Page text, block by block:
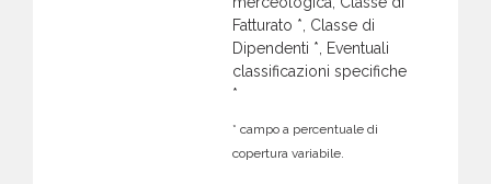
Fatturato *, Classe di
Dipendenti *, Eventuali
classificazioni specifiche
*
* campo a percentuale di
copertura variabile.